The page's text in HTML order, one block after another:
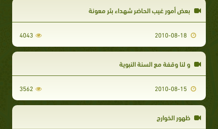
بعض أمور غيب الحاضر شهداء بئر معونة
4043
و لنا وقفة مع السنة النبوية
3562
ظهور الخوارج